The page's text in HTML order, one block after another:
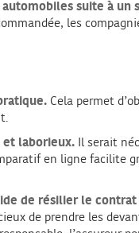
suite à un
les
Cela permet
et laborieux. Il serait
en ligne facilite
de résilier le contrat
de prendre les